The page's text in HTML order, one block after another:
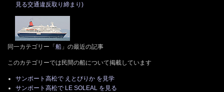
見る交通違反取り締まり)
同一カテゴリー「船 」の最近の記事
このカテゴリーでは民間の船について掲載しています
サンポート高松で えとぴりか を見学
サンポート高松で LE SOLEAL を見る